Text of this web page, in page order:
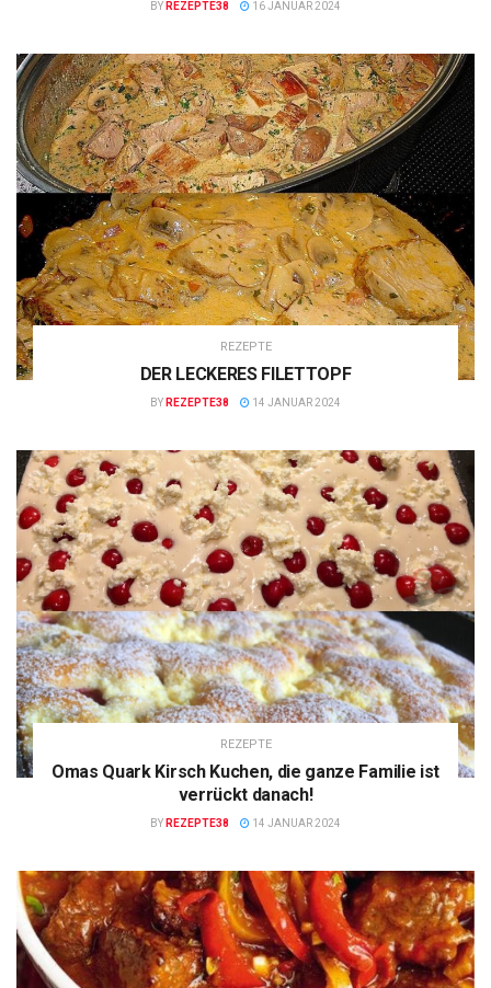
BY REZEPTE38 16 JANUAR 2024
REZEPTE
DER LECKERES FILETTOPF
BY REZEPTE38 14 JANUAR 2024
REZEPTE
Omas Quark Kirsch Kuchen, die ganze Familie ist
verrückt danach!
BY REZEPTE38 14 JANUAR 2024